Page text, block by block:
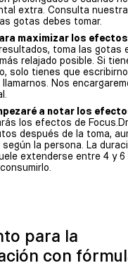
extra. Consulta
gotas debes tomar.
maximizar los efectos
toma las gotas
relajado posible. Si
solo tienes que
Nos
a notar los
los efectos de
después de la toma,
según la persona. La
extenderse entre 4 y 6
para la
con